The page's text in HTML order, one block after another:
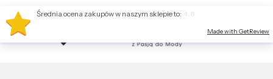
Średnia ocena zakupów w naszym sklepie to:
Made with GetReview